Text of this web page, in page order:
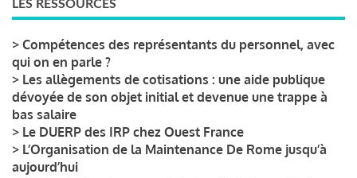
LES RESSOURCES
> Compétences des représentants du personnel, avec
qui on en parle ?
> Les allègements de cotisations : une aide publique
dévoyée de son objet initial et devenue une trappe à
bas salaire
> Le DUERP des IRP chez Ouest France
> L’Organisation de la Maintenance De Rome jusqu’à
aujourd’hui